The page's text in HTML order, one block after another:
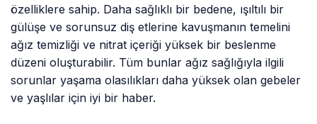
özelliklere sahip. Daha sağlıklı bir bedene, ışıltılı bir
gülüşe ve sorunsuz diş etlerine kavuşmanın temelini
ağız temizliği ve nitrat içeriği yüksek bir beslenme
düzeni oluşturabilir. Tüm bunlar ağız sağlığıyla ilgili
sorunlar yaşama olasılıkları daha yüksek olan gebeler
ve yaşlılar için iyi bir haber.